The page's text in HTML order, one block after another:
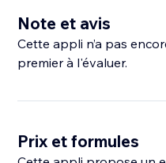
Note et avis
Cette appli n’a pas
premier à l'évaluer.
Prix et formules